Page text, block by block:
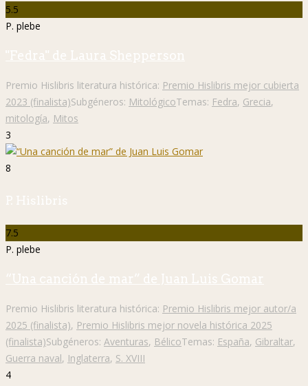
5.5
P. plebe
"Fedra" de Laura Shepperson
Premio Hislibris literatura histórica: Premio Hislibris mejor cubierta
2023 (finalista)Subgéneros: MitológicoTemas: Fedra, Grecia,
mitología, Mitos
3
8
P. Hislibris
7.5
P. plebe
“Una canción de mar” de Juan Luis Gomar
Premio Hislibris literatura histórica: Premio Hislibris mejor autor/a
2025 (finalista), Premio Hislibris mejor novela histórica 2025
(finalista)Subgéneros: Aventuras, BélicoTemas: España, Gibraltar,
Guerra naval, Inglaterra, S. XVIII
4